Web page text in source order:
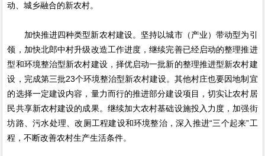
动、城乡融合的新农村。
加快推进四种类型新农村建设。坚持以城市（产业）带动型为引
领，加快北郎中村升级改造工作进度，继续完善已经启动的整理推进
型和环境整治型新农村建设，择优启动一批新的整理推进型新农村建
设，完成第三批23个环境整治型新农村建设。其他村庄也要因地制宜
的选择一定建设内容，量力而行的推进部分建设项目，切实让农村居
民共享新农村建设的成果。继续加大农村基础设施投入力度，加强街
坊路、污水处理、改厕工程建设和环境整治，深入推进“三个起来”工
程，不断改善农村生产生活条件。